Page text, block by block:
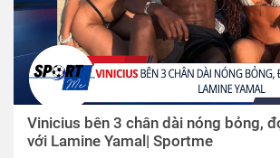
01:57
Vinicius bên 3 chân dài nóng bỏng,
với Lamine Yamal| Sportme